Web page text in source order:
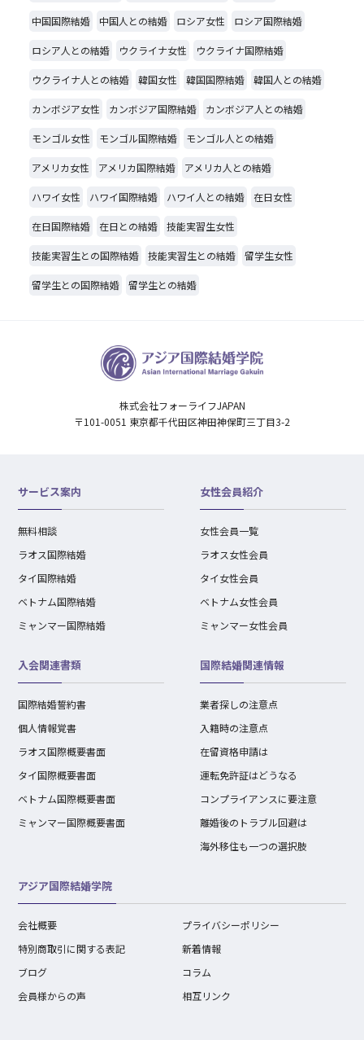
中国国際結婚 中国人との結婚 ロシア女性 ロシア国際結婚
ロシア人との結婚 ウクライナ女性 ウクライナ国際結婚
ウクライナ人との結婚 韓国女性 韓国国際結婚 韓国人との結婚
カンボジア女性 カンボジア国際結婚 カンボジア人との結婚
モンゴル女性 モンゴル国際結婚 モンゴル人との結婚
アメリカ女性 アメリカ国際結婚 アメリカ人との結婚
ハワイ女性 ハワイ国際結婚 ハワイ人との結婚 在日女性
在日国際結婚 在日との結婚 技能実習生女性
技能実習生との国際結婚 技能実習生との結婚 留学生女性
留学生との国際結婚 留学生との結婚
株式会社フォーライフJAPAN
〒101-0051 東京都千代田区神田神保町三丁目3-2
サービス案内
無料相談
ラオス国際結婚
タイ国際結婚
ベトナム国際結婚
ミャンマー国際結婚
女性会員紹介
女性会員一覧
ラオス女性会員
タイ女性会員
ベトナム女性会員
ミャンマー女性会員
入会関連書類
国際結婚誓約書
個人情報覚書
ラオス国際概要書面
タイ国際概要書面
ベトナム国際概要書面
ミャンマー国際概要書面
国際結婚関連情報
業者探しの注意点
入籍時の注意点
在留資格申請は
運転免許証はどうなる
コンプライアンスに要注意
離婚後のトラブル回避は
海外移住も一つの選択肢
アジア国際結婚学院
会社概要
プライバシーポリシー
特別商取引に関する表記
新着情報
ブログ
コラム
会員様からの声
相互リンク